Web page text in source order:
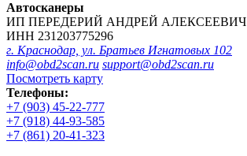
Автосканеры
ИП ПЕРЕДЕРИЙ АНДРЕЙ АЛЕКСЕЕВИЧ
ИНН 231203775296
г. Краснодар, ул. Братьев Игнатовых 102
info@obd2scan.ru support@obd2scan.ru
Посмотреть карту
Телефоны:
+7 (903) 45-22-777
+7 (918) 44-93-585
+7 (861) 20-41-323